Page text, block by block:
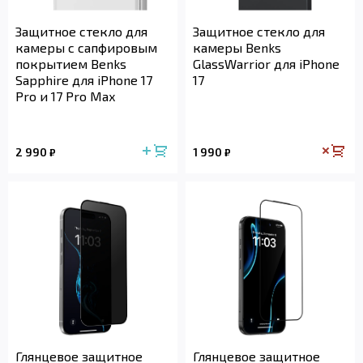
Защитное стекло для
камеры с сапфировым
покрытием Benks
Sapphire для iPhone 17
Pro и 17 Pro Max
2 990 ₽
Защитное стекло для
камеры Benks
GlassWarrior для iPhone
17
1 990 ₽
Глянцевое защитное Глянцевое защитное